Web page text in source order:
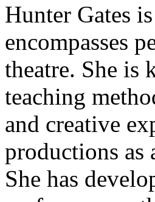
Hunter Gates
encompasses
theatre. She is
teaching
and creative
productions as
She has